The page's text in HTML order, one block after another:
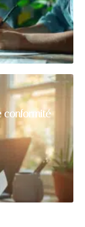
conformité